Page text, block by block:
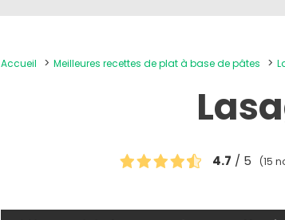
Accueil Meilleures recettes de plat à base de pâtes
4.7 / 5 (15